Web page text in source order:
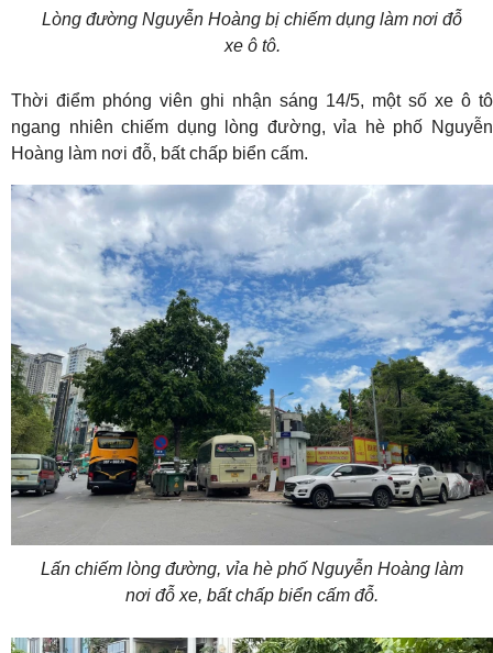
Lòng đường Nguyễn Hoàng bị chiếm dụng làm nơi đỗ
xe ô tô.
Thời điểm phóng viên ghi nhận sáng 14/5, một số xe ô tô
ngang nhiên chiếm dụng lòng đường, vỉa hè phố Nguyễn
Hoàng làm nơi đỗ, bất chấp biển cấm.
Lấn chiếm lòng đường, vỉa hè phố Nguyễn Hoàng làm
nơi đỗ xe, bất chấp biển cấm đỗ.